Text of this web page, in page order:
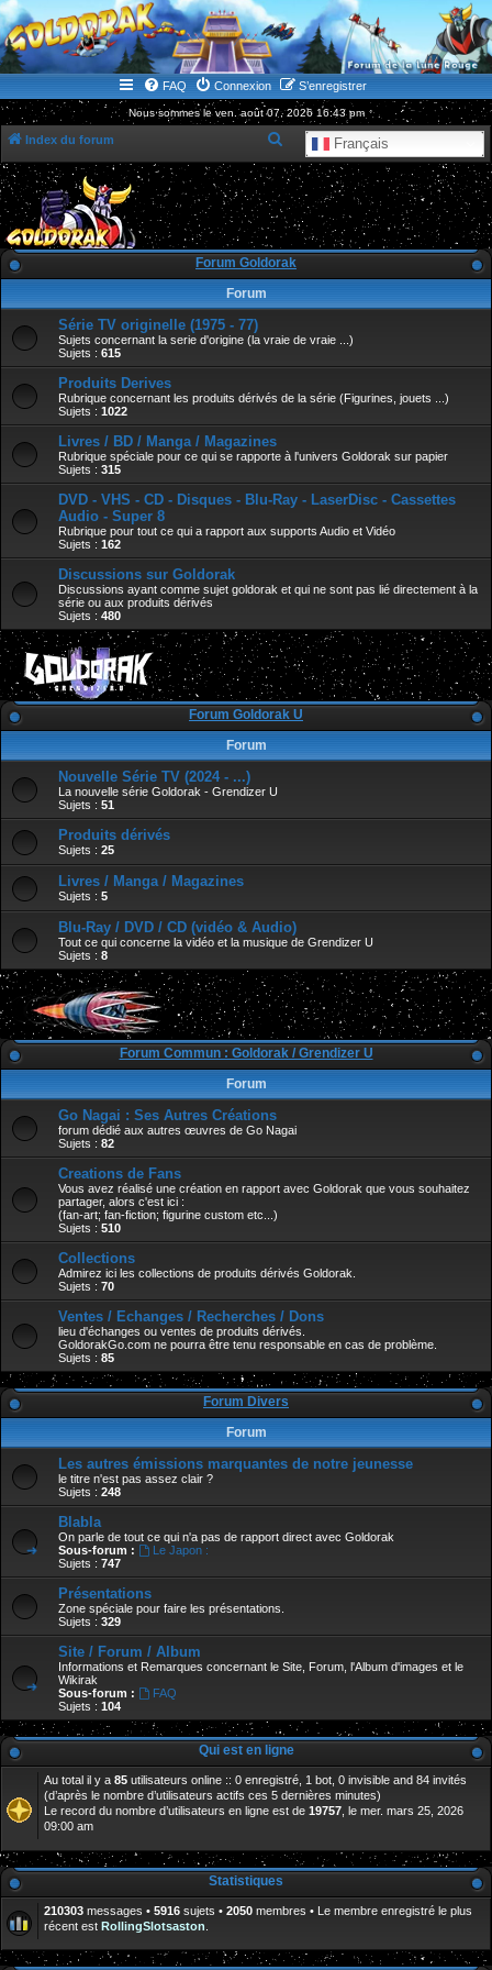
WWW.GOLDORAKGO.COM
le site de la Lune Rouge
FAQ Connexion S’enregistrer
Nous sommes le ven. août 07, 2026 16:43 pm
Index du forum Français
e
c
h
r
Forum Goldorak
Forum
Série TV originelle (1975 - 77)
Sujets concernant la serie d'origine (la vraie de vraie ...)
Sujets : 615
Produits Derives
Rubrique concernant les produits dérivés de la série (Figurines, jouets ...)
Sujets : 1022
Livres / BD / Manga / Magazines
Rubrique spéciale pour ce qui se rapporte à l'univers Goldorak sur papier
Sujets : 315
DVD - VHS - CD - Disques - Blu-Ray - LaserDisc - Cassettes
Audio - Super 8
Rubrique pour tout ce qui a rapport aux supports Audio et Vidéo
Sujets : 162
Discussions sur Goldorak
Discussions ayant comme sujet goldorak et qui ne sont pas lié directement à la
série ou aux produits dérivés
Sujets : 480
Forum Goldorak U
Forum
Nouvelle Série TV (2024 - ...)
La nouvelle série Goldorak - Grendizer U
Sujets : 51
Produits dérivés
Sujets : 25
Livres / Manga / Magazines
Sujets : 5
Blu-Ray / DVD / CD (vidéo & Audio)
Tout ce qui concerne la vidéo et la musique de Grendizer U
Sujets : 8
Forum Commun : Goldorak / Grendizer U
Forum
Go Nagai : Ses Autres Créations
forum dédié aux autres œuvres de Go Nagai
Sujets : 82
Creations de Fans
Vous avez réalisé une création en rapport avec Goldorak que vous souhaitez
partager, alors c'est ici :
(fan-art; fan-fiction; figurine custom etc...)
Sujets : 510
Collections
Admirez ici les collections de produits dérivés Goldorak.
Sujets : 70
Ventes / Echanges / Recherches / Dons
lieu d'échanges ou ventes de produits dérivés.
GoldorakGo.com ne pourra être tenu responsable en cas de problème.
Sujets : 85
Forum Divers
Forum
Les autres émissions marquantes de notre jeunesse
le titre n'est pas assez clair ?
Sujets : 248
Blabla
On parle de tout ce qui n'a pas de rapport direct avec Goldorak
Sous-forum :
Le Japon :
Sujets : 747
Présentations
Zone spéciale pour faire les présentations.
Sujets : 329
Site / Forum / Album
Informations et Remarques concernant le Site, Forum, l'Album d'images et le
Wikirak
Sous-forum :
FAQ
Sujets : 104
Qui est en ligne
Au total il y a 85 utilisateurs online :: 0 enregistré, 1 bot, 0 invisible and 84 invités
(d’après le nombre d’utilisateurs actifs ces 5 dernières minutes)
Le record du nombre d’utilisateurs en ligne est de 19757 , le mer. mars 25, 2026
09:00 am
Statistiques
210303 messages • 5916 sujets • 2050 membres • Le membre enregistré le plus
récent est RollingSlotsaston